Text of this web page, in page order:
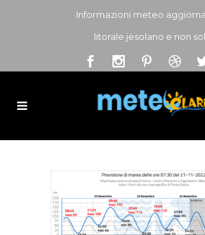
Informazioni meteo
litorale jesolano e non